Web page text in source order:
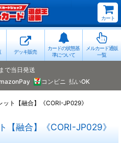
カート
デッキ販売
カードの状態基
準について
メルカード通販
一覧
で当日発送
コンビニ 払いOK
ト【融合】《CORI-JP029》
【融合】《CORI-JP029》